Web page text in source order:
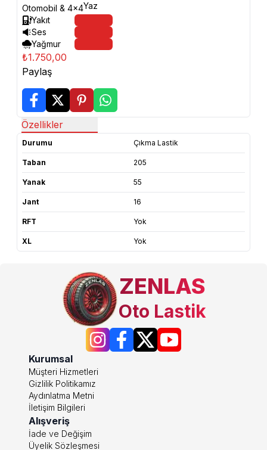
Otomobil & 4x4Yaz
Yakıt
Ses
Yağmur
₺1.750,00
Paylaş
Özellikler
Durumu Çıkma Lastik
Taban 205
Yanak 55
Jant 16
RFT Yok
XL Yok
ZENLAS
Oto Lastik
Kurumsal
Müşteri Hizmetleri
Gizlilik Politikamız
Aydınlatma Metni
İletişim Bilgileri
Alışveriş
İade ve Değişim
Üyelik Sözleşmesi